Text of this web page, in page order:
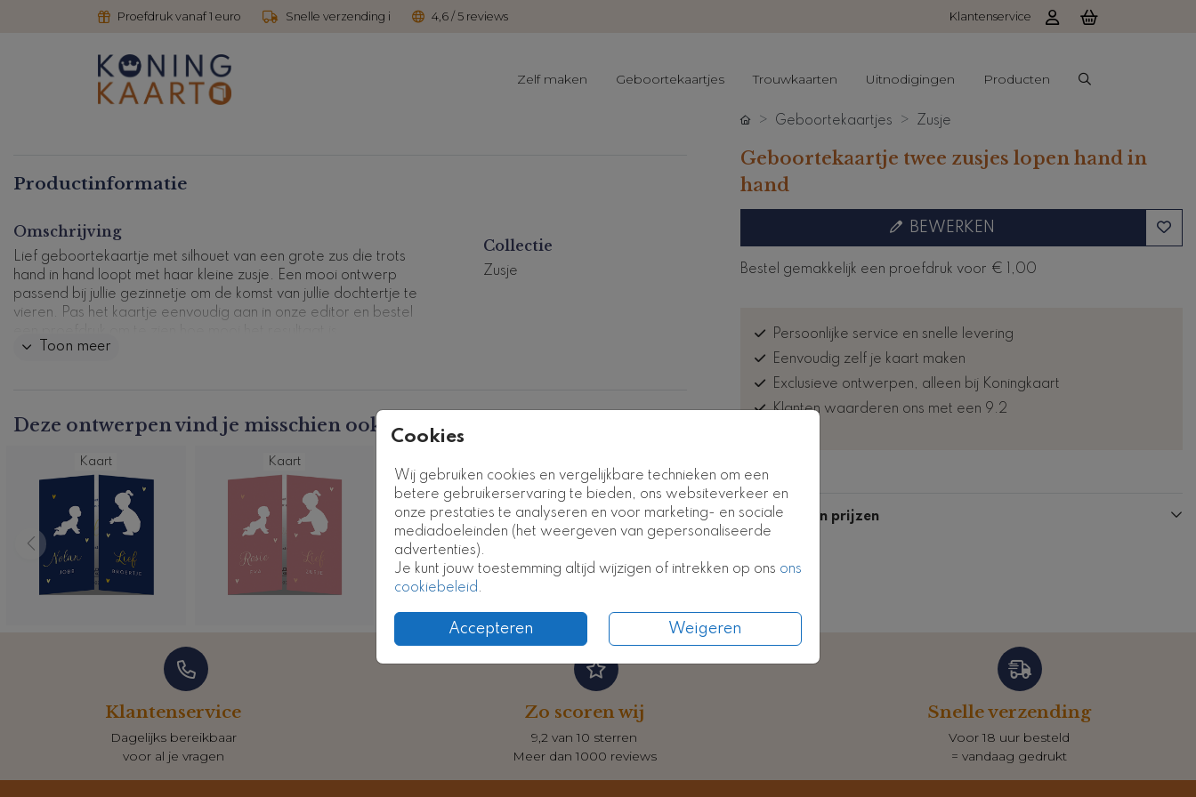
Proefdruk vanaf 1 euro Snelle verzending i 4,6 / 5 reviews Klantenservice
Zelf maken Geboortekaartjes Trouwkaarten Uitnodigingen Producten
Cookies
Wij gebruiken cookies en vergelijkbare technieken om een
betere gebruikerservaring te bieden, ons websiteverkeer en
onze prestaties te analyseren en voor marketing- en sociale
mediadoeleinden (het weergeven van gepersonaliseerde
advertenties).
Je kunt jouw toestemming altijd wijzigen of intrekken op ons ons
cookiebeleid.
Accepteren Weigeren
Productinformatie
Omschrijving
Lief geboortekaartje met silhouet van een grote zus die trots
hand in hand loopt met haar kleine zusje. Een mooi ontwerp
passend bij jullie gezinnetje om de komst van jullie dochtertje te
vieren. Pas het kaartje eenvoudig aan in onze editor en bestel
Toon meer
Collectie
Zusje
Deze ontwerpen vind je misschien ook leuk
Kaart Kaart
Geboortekaartjes Zusje
Geboortekaartje twee zusjes lopen hand in
hand
BEWERKEN
Bestel gemakkelijk een proefdruk voor € 1,00
Persoonlijke service en snelle levering
Eenvoudig zelf je kaart maken
Exclusieve ontwerpen, alleen bij Koningkaart
Klanten waarderen ons met een 9.2
Formaten en prijzen
Klantenservice
Dagelijks bereikbaar
voor al je vragen
Zo scoren wij
9,2 van 10 sterren
Meer dan 1000 reviews
Snelle verzending
Voor 18 uur besteld
= vandaag gedrukt